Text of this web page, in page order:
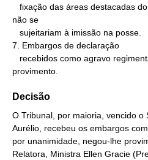
não se
7. Embargos de declaração
provimento.
Decisão
O Tribunal, por maioria, vencido o
Aurélio, recebeu os embargos
por unanimidade, negou-lhe
Relatora, Ministra Ellen Gracie